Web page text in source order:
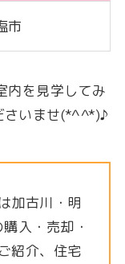
市
内を見学してみ
さいませ(*^^*)♪
加古川・明
入・売却・
紹介、住宅